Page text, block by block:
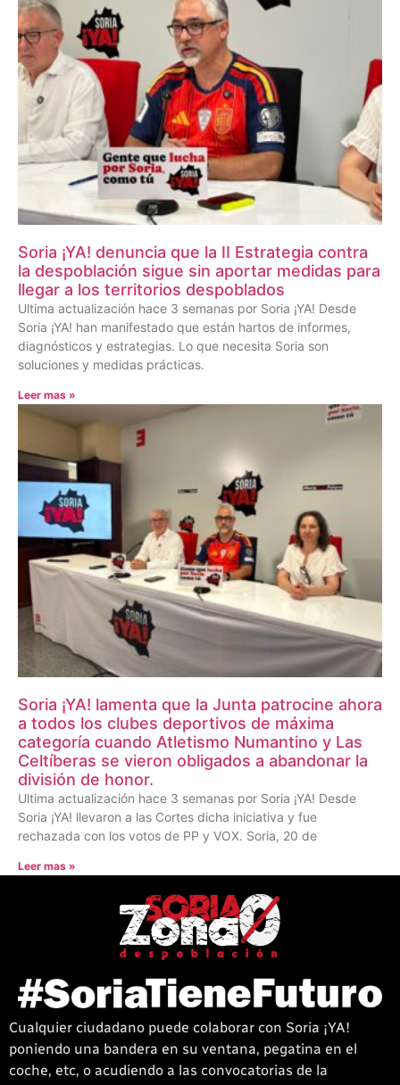
Soria ¡YA! denuncia que la II Estrategia contra
la despoblación sigue sin aportar medidas para
llegar a los territorios despoblados
Ultima actualización hace 3 semanas por Soria ¡YA! Desde
Soria ¡YA! han manifestado que están hartos de informes,
diagnósticos y estrategias. Lo que necesita Soria son
soluciones y medidas prácticas.
Leer mas »
Soria ¡YA! lamenta que la Junta patrocine ahora
a todos los clubes deportivos de máxima
categoría cuando Atletismo Numantino y Las
Celtíberas se vieron obligados a abandonar la
división de honor.
Ultima actualización hace 3 semanas por Soria ¡YA! Desde
Soria ¡YA! llevaron a las Cortes dicha iniciativa y fue
rechazada con los votos de PP y VOX. Soria, 20 de
Leer mas »
Cualquier ciudadano puede colaborar con Soria ¡YA!
poniendo una bandera en su ventana, pegatina en el
coche, etc, o acudiendo a las convocatorias de la